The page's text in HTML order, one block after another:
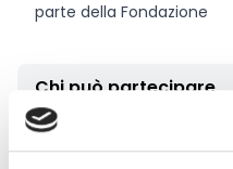
parte della Fondazione
Chi può partecipare
Sono destinatari del bando: